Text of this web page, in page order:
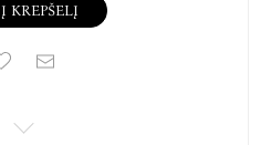
Į KREPŠELĮ